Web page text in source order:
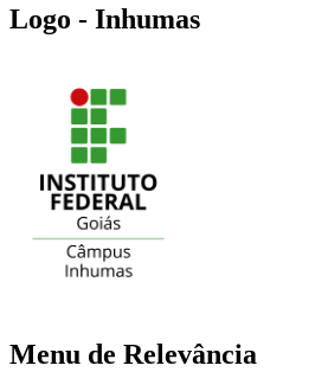
Logo - Inhumas
Menu de Relevância